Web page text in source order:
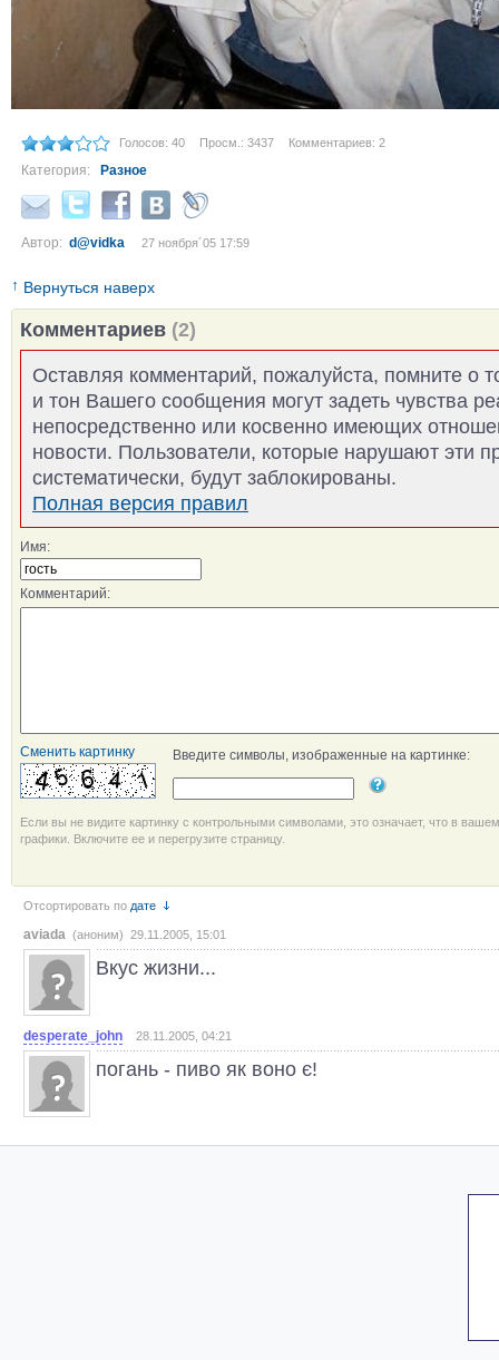
Голосов: 40 Просм.: 3437 Комментариев: 2
Категория: Разное
Автор: d@vidka 27 ноября´05 17:59
↑ Вернуться наверх
Комментариев (2)
Оставляя комментарий, пожалуйста, помните о
и тон Вашего сообщения могут задеть чувства
непосредственно или косвенно имеющих
новости. Пользователи, которые нарушают эти
систематически, будут заблокированы.
Полная версия правил
Имя:
Комментарий:
Сменить картинку Введите символы, изображенные на картинке:
Если вы не видите картинку с контрольными символами, это означает, что в
графики. Включите ее и перегрузите страницу.
Отсортировать по дате
aviada (аноним) 29.11.2005, 15:01
Вкус жизни...
desperate_john 28.11.2005, 04:21
погань - пиво як воно є!